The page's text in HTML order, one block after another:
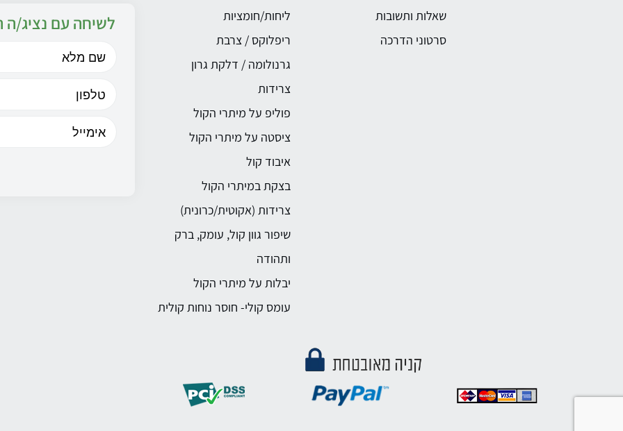
שאלות ותשובות
סרטוני הדרכה
ליחות/חומציות
ריפלוקס / צרבת
גרנולומה / דלקת גרון
צרידות
פוליפ על מיתרי הקול
ציסטה על מיתרי הקול
איבוד קול
בצקת במיתרי הקול
צרידות (אקוטית/כרונית)
שיפור גוון קול, עומק, ברק
ותהודה
יבלות על מיתרי הקול
עומס קולי- חוסר נוחות קולית
לשיחה עם נציג/ה